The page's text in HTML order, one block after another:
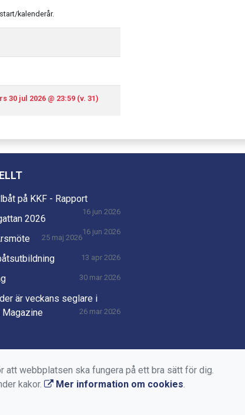
kalenderår.
30 jul 2026 @ 23:59 (v. 31)
på KKF - Rapport
16 jun 2026
2026
16 jun 2026
25 maj 2026
13 apr 2026
30 mar 2026
är veckans seglare i
Magazine
26 mar 2026
att webbplatsen ska fungera på ett bra sätt för dig.
kakor.
Mer information om cookies.